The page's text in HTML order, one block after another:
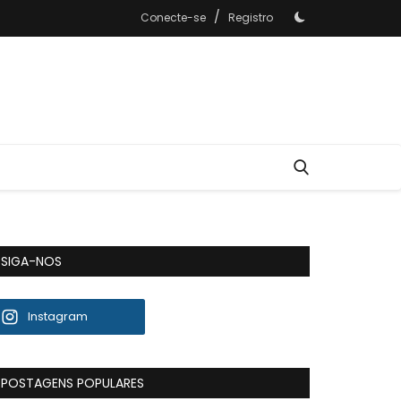
Conecte-se / Registro
SIGA-NOS
Instagram
POSTAGENS POPULARES